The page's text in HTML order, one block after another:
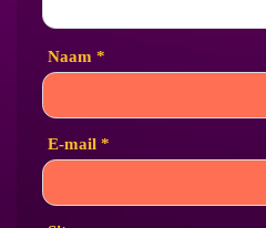
Naam *
E-mail *